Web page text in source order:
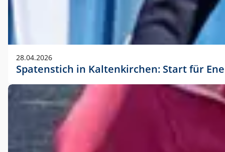
28.04.2026
Spatenstich in Kaltenkirchen: Start für